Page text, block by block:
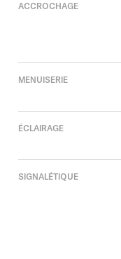
ACCROCHAGE
MENUISERIE
ÉCLAIRAGE
SIGNALÉTIQUE